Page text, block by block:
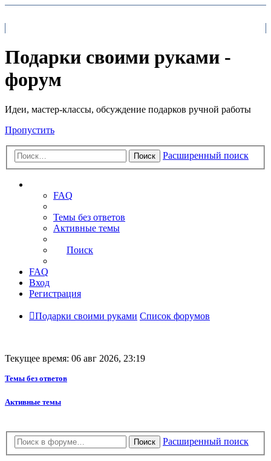
Подарки своими руками -
форум
Идеи, мастер-классы, обсуждение подарков ручной работы
Пропустить
Поиск Расширенный поиск
FAQ
Темы без ответов
Активные темы
Поиск
FAQ
Вход
Регистрация
Подарки своими руками Список форумов
Текущее время: 06 авг 2026, 23:19
Темы без ответов
Активные темы
Поиск Расширенный поиск